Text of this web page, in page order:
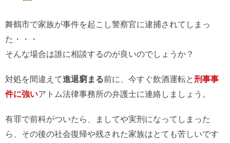
舞鶴市で家族が事件を起こし警察官に逮捕されてしまっ
た・・・
そんな場合は誰に相談するのが良いのでしょうか？
対処を間違えて進退窮まる前に、今すぐ飲酒運転と刑事事
件に強いアトム法律事務所の弁護士に連絡しましょう。
有罪で前科がついたら、ましてや実刑になってしまった
ら、その後の社会復帰や残された家族はとても苦しいです